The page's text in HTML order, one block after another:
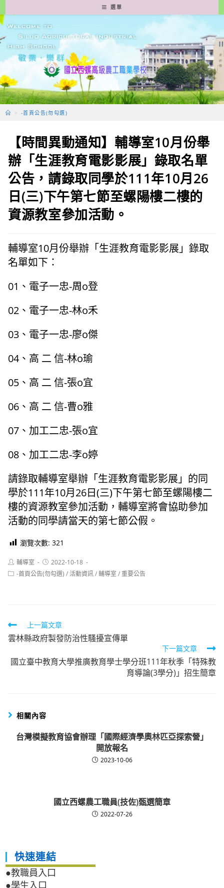
轉
至
要
容
選單
> -首頁公告(勿勾選)
【時間異動通知】輔導室10月份舉
辦「生涯教育電影影展」錄取名單
公告，請錄取同學於111年10月26
日(三)下午第七節至螺陽樓二樓的
資源教室參加活動。
輔導室10月份舉辦「生涯教育電影影展」錄取
名單如下：
01、電子一忠-周o登
02、電子一忠-林o禾
03、電子一忠-廖o傑
04、高 二 信-林o瑜
05、高 二 信-張o宜
06、高 二 信-曹o雅
07、加工二忠-張o宜
08、加工二忠-李o婷
請錄取輔導室舉辦「生涯教育電影影展」的同
學於111年10月26日(三)下午第七節至螺陽樓二
樓的資源教室參加活動，輔導室將會協助參加
活動的同學請當天的第七節公假。
瀏覽次數: 321
Post
author:
輔導室
Post
published:
2022-10-18
Post-首頁公告(勿勾選) /活動資訊/輔導室 /重要公告
Read
more
articles
上一篇文章
雲林縣政府製發防治性騷擾宣傳單
下一篇文章
國立臺中教育大學推廣教育學士學分班111年秋季「特殊教
育導論(3學分)」招生簡章
相關內容
台灣模擬教育協會辦理「國際經濟學奧林匹亞探索營」
開放報名
2023-10-06
國立西螺農工職員(技佐)甄選簡章
2022-07-26
快速連結
●教職員入口
●學生入口